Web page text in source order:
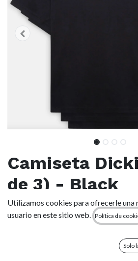
Camiseta
de 3) - Black
(0 reseña)
Disfruta de la calidad insuperable de
nuestras camisetas de estilo skater
Utilizamos cookies para ofrecerle una
usuario en este sitio web.
Política de
Solo